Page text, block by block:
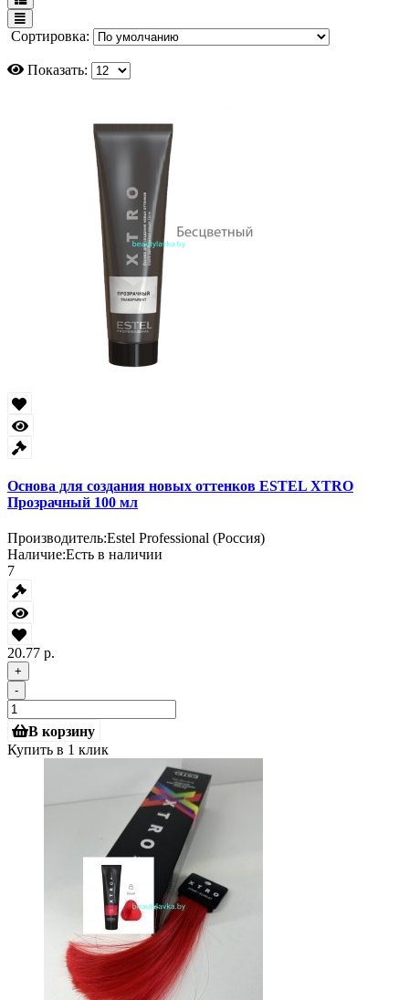
Сортировка:
Показать:
Основа для создания новых оттенков ESTEL XTRO
Прозрачный 100 мл
Производитель:Estel Professional (Россия)
Наличие:Есть в наличии
7
20.77 р.
+
-
В корзину
Купить в 1 клик